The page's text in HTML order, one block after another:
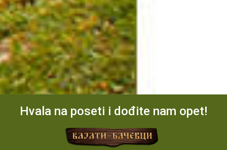
Drvengrad
U Zlatiborskom okrugu, tačnije između planine
Tare i Zlatibora nalazi se filmsko etno-selo po
Hvala na poseti i dođite nam opet!